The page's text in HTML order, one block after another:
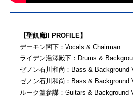
【聖飢魔II PROFILE】
デーモン閣下：Vocals & Chairman
ライデン湯澤殿下：Drums &
ゼノン石川和尚：Bass & Background
ゼノン石川和尚：Bass & Background
ルーク篁参謀：Guitars & Background